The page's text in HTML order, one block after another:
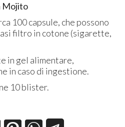
Mojito
100 capsule, che possono
filtro in cotone (sigarette,
in gel alimentare,
in caso di ingestione.
10 blister.